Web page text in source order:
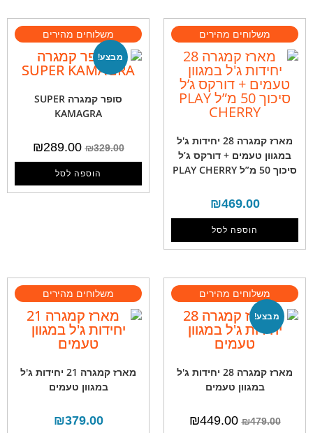
מארז קמגרה 28 יחידות ג'ל
במגוון טעמים + דורקס ג’ל
סיכוך 50 מ”ל PLAY CHERRY
₪469.00
הוספה לסל
מבצע!
סופר קמגרה SUPER
KAMAGRA
₪329.00
₪289.00
הוספה לסל
מבצע!
מארז קמגרה 28 יחידות ג'ל
במגוון טעמים
₪479.00
₪449.00
מארז קמגרה 21 יחידות ג'ל
במגוון טעמים
₪379.00